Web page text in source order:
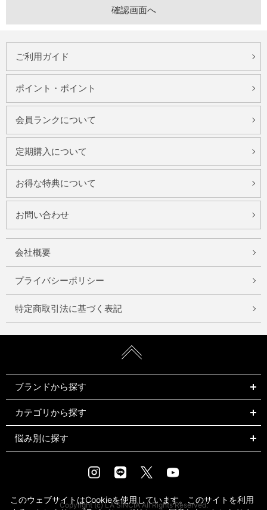
ご利用ガイド
ポイント・ポイント
会員ランクについて
定期購入について
お得な特典について
お問い合わせ
会社概要
プライバシーポリシー
特定商取引法に基づく表記
ブランドから探す
カテゴリから探す
悩み別に探す
InstagramLINE X
Copyright (c) LA SINCIA All Rights Reserved.
このウェブサイトはCookieを使用しています。このサイトを利用